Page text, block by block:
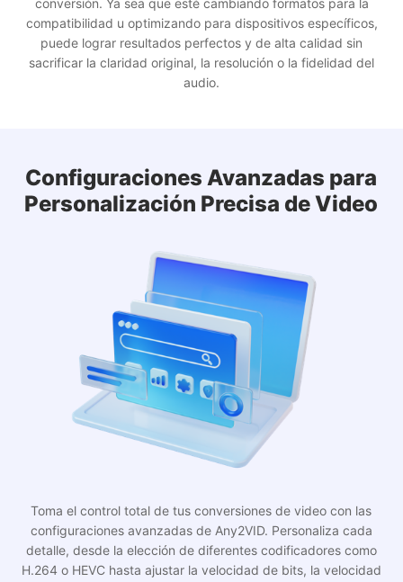
MP4, AVI, MKV, MOV y WMV, así como opciones menos
utilizadas como FLV, 3GP y WebM. Esta versatilidad garantiza
que tus videos sean compatibles con varios dispositivos,
software de edición y plataformas.
Configuraciones Avanzadas para
Personalización Precisa de Video
configuraciones avanzadas de Any2VID. Personaliza cada
detalle, desde la elección de diferentes codificadores como
H.264 o HEVC hasta ajustar la velocidad de bits, la velocidad
de fotogramas y la resolución. Desde una salida de alta calidad